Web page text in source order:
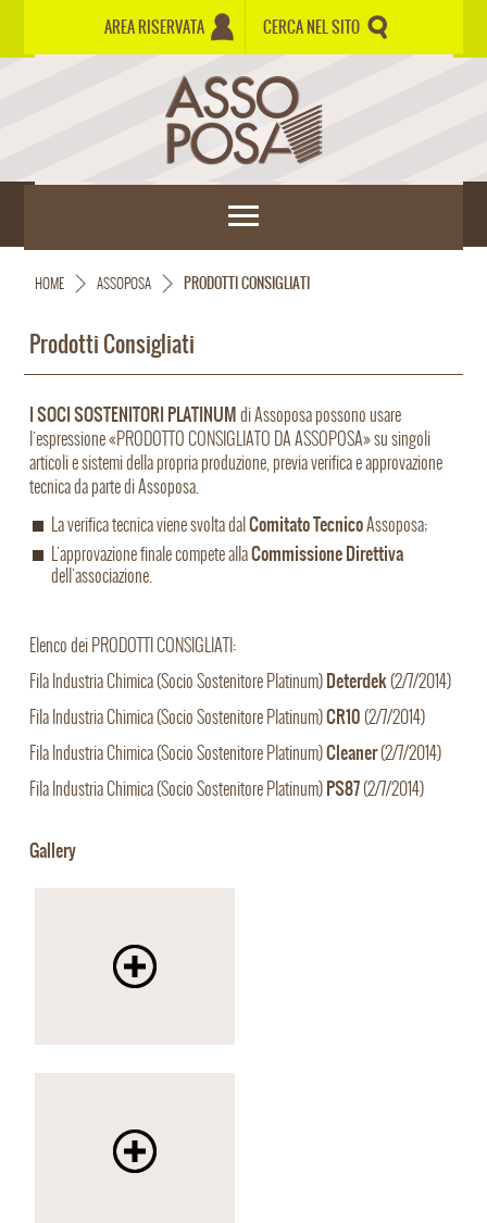
AREA RISERVATA CERCA NEL SITO
HOME ASSOPOSA PRODOTTI CONSIGLIATI
Prodotti Consigliati
I SOCI SOSTENITORI PLATINUMdi Assoposa possono usare
l'espressione «PRODOTTO CONSIGLIATO DA ASSOPOSA» su singoli
articoli e sistemi della propria produzione, previa verifica e approvazione
tecnica da parte di Assoposa.
La verifica tecnica viene svolta dalComitato TecnicoAssoposa;
L'approvazione finale compete allaCommissione Direttiva
dell'associazione.
Elenco dei PRODOTTI CONSIGLIATI:
Fila Industria Chimica (Socio Sostenitore Platinum)Deterdek(2/7/2014)
Fila Industria Chimica (Socio Sostenitore Platinum)CR10 (2/7/2014)
Fila Industria Chimica (Socio Sostenitore Platinum)Cleaner(2/7/2014)
Fila Industria Chimica (Socio Sostenitore Platinum)PS87(2/7/2014)
Gallery